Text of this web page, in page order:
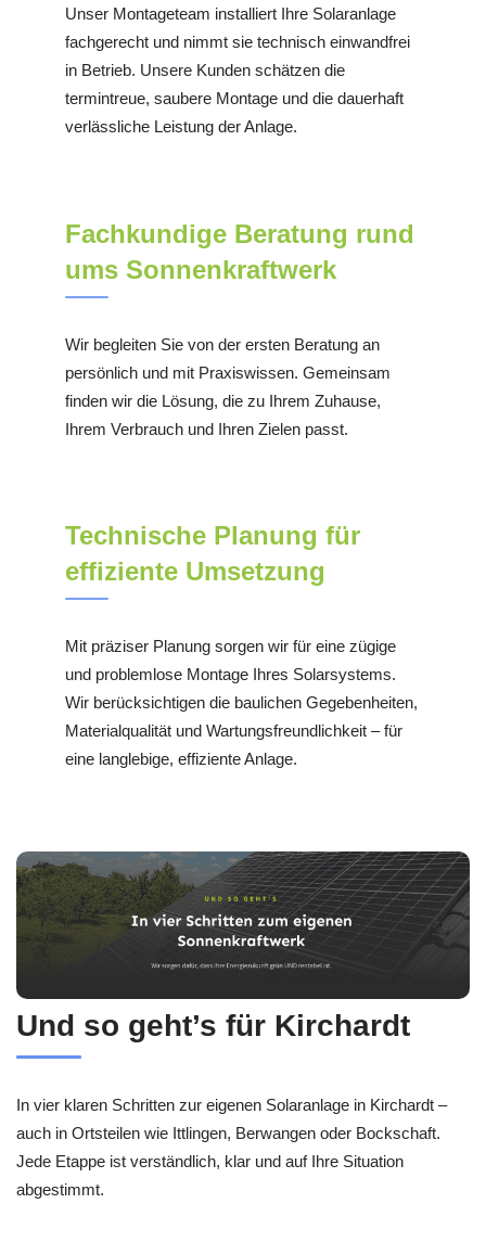
Unser Montageteam installiert Ihre Solaranlage
fachgerecht und nimmt sie technisch einwandfrei
in Betrieb. Unsere Kunden schätzen die
termintreue, saubere Montage und die dauerhaft
verlässliche Leistung der Anlage.
Fachkundige Beratung rund
ums Sonnenkraftwerk
Wir begleiten Sie von der ersten Beratung an
persönlich und mit Praxiswissen. Gemeinsam
finden wir die Lösung, die zu Ihrem Zuhause,
Ihrem Verbrauch und Ihren Zielen passt.
Technische Planung für
effiziente Umsetzung
Mit präziser Planung sorgen wir für eine zügige
und problemlose Montage Ihres Solarsystems.
Wir berücksichtigen die baulichen Gegebenheiten,
Materialqualität und Wartungsfreundlichkeit – für
eine langlebige, effiziente Anlage.
Und so geht’s für Kirchardt
In vier klaren Schritten zur eigenen Solaranlage in Kirchardt –
auch in Ortsteilen wie Ittlingen, Berwangen oder Bockschaft.
Jede Etappe ist verständlich, klar und auf Ihre Situation
abgestimmt.